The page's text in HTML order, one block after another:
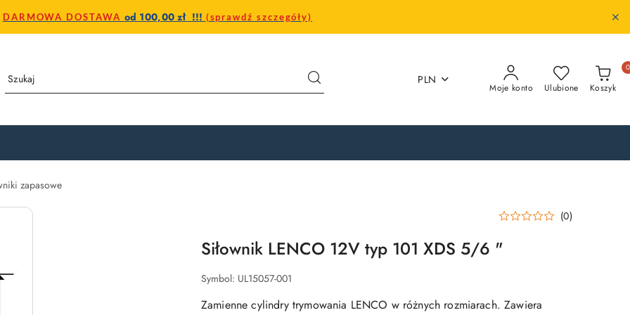
DARMOWA DOSTAWA od 100,00 zł !!! (sprawdź szczegóły)
PLN
Moje konto Ulubione Koszyk
0
zapasowe
(0)
Siłownik LENCO 12V typ 101 XDS 5/6 "
Symbol: UL15057-001
Zamienne cylindry trymowania LENCO w różnych rozmiarach. Zawiera